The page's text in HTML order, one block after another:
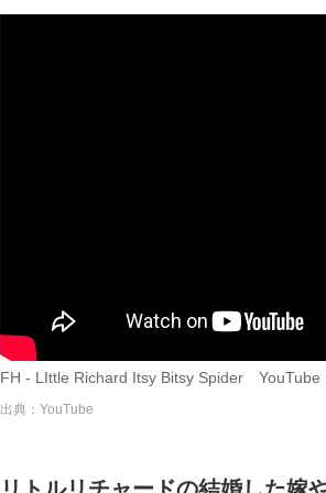
FH - LIttle Richard Itsy Bitsy Spider YouTube
出典：YouTube